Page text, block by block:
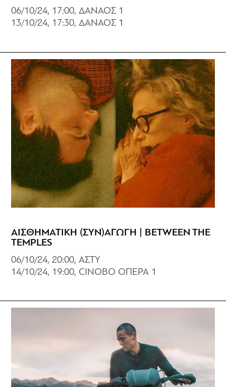
06/10/24, 17:00, ΔΑΝΑΟΣ 1
13/10/24, 17:30, ΔΑΝΑΟΣ 1
ΑΙΣΘΗΜΑΤΙΚΗ (ΣΥΝ)ΑΓΩΓΗ | BETWEEN THE
TEMPLES
06/10/24, 20:00, ΑΣΤΥ
14/10/24, 19:00, CINOBO ΟΠΕΡΑ 1